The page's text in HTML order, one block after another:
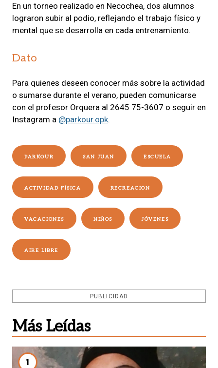
En un torneo realizado en Necochea, dos alumnos
lograron subir al podio, reflejando el trabajo físico y
mental que se desarrolla en cada entrenamiento.
Dato
Para quienes deseen conocer más sobre la actividad
o sumarse durante el verano, pueden comunicarse
con el profesor Orquera al 2645 75-3607 o seguir en
Instagram a @parkour.opk.
PARKOUR SAN JUAN ESCUELA
ACTIVIDAD FÍSICA RECREACION
VACACIONES NIÑOS JÓVENES
AIRE LIBRE
PUBLICIDAD
Más Leídas
1